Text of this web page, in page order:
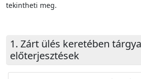
tekintheti meg.
Zárt ülés keretében
előterjesztések